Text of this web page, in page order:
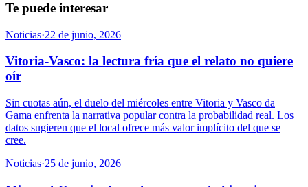
Te puede interesar
Noticias·22 de junio, 2026
Vitoria-Vasco: la lectura fría que el relato no quiere
oír
Sin cuotas aún, el duelo del miércoles entre Vitoria y Vasco da
Gama enfrenta la narrativa popular contra la probabilidad real. Los
datos sugieren que el local ofrece más valor implícito del que se
cree.
Noticias·25 de junio, 2026